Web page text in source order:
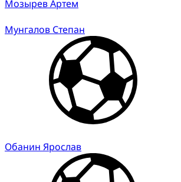
Мозырев Артем
Мунгалов Степан
Обанин Ярослав